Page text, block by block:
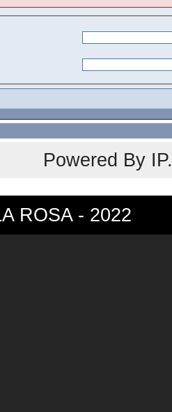
Powered By
ROSA - 2022